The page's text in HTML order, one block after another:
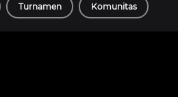
Turnamen Komunitas